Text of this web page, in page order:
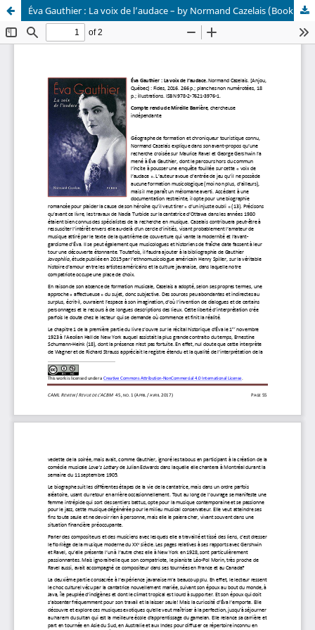
Éva Gauthier : La voix de l’audace – by Normand Cazelais (Book Review)